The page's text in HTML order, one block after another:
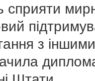
сприяти
з іншими